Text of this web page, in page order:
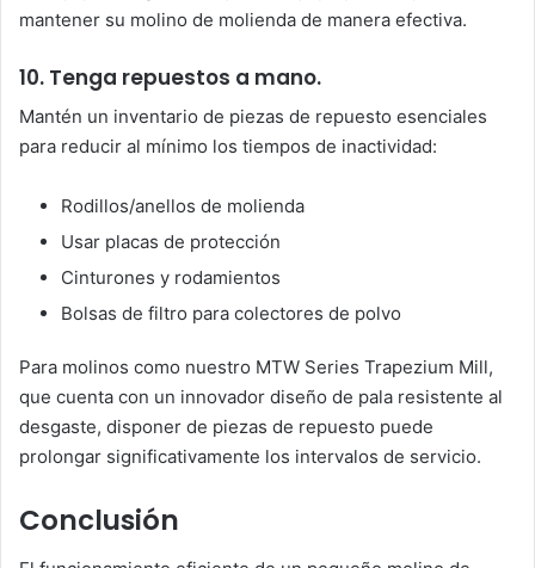
mantener su molino de molienda de manera efectiva.
10. Tenga repuestos a mano.
Mantén un inventario de piezas de repuesto esenciales
para reducir al mínimo los tiempos de inactividad:
Rodillos/anellos de molienda
Usar placas de protección
Cinturones y rodamientos
Bolsas de filtro para colectores de polvo
Para molinos como nuestro MTW Series Trapezium Mill,
que cuenta con un innovador diseño de pala resistente al
desgaste, disponer de piezas de repuesto puede
prolongar significativamente los intervalos de servicio.
Conclusión